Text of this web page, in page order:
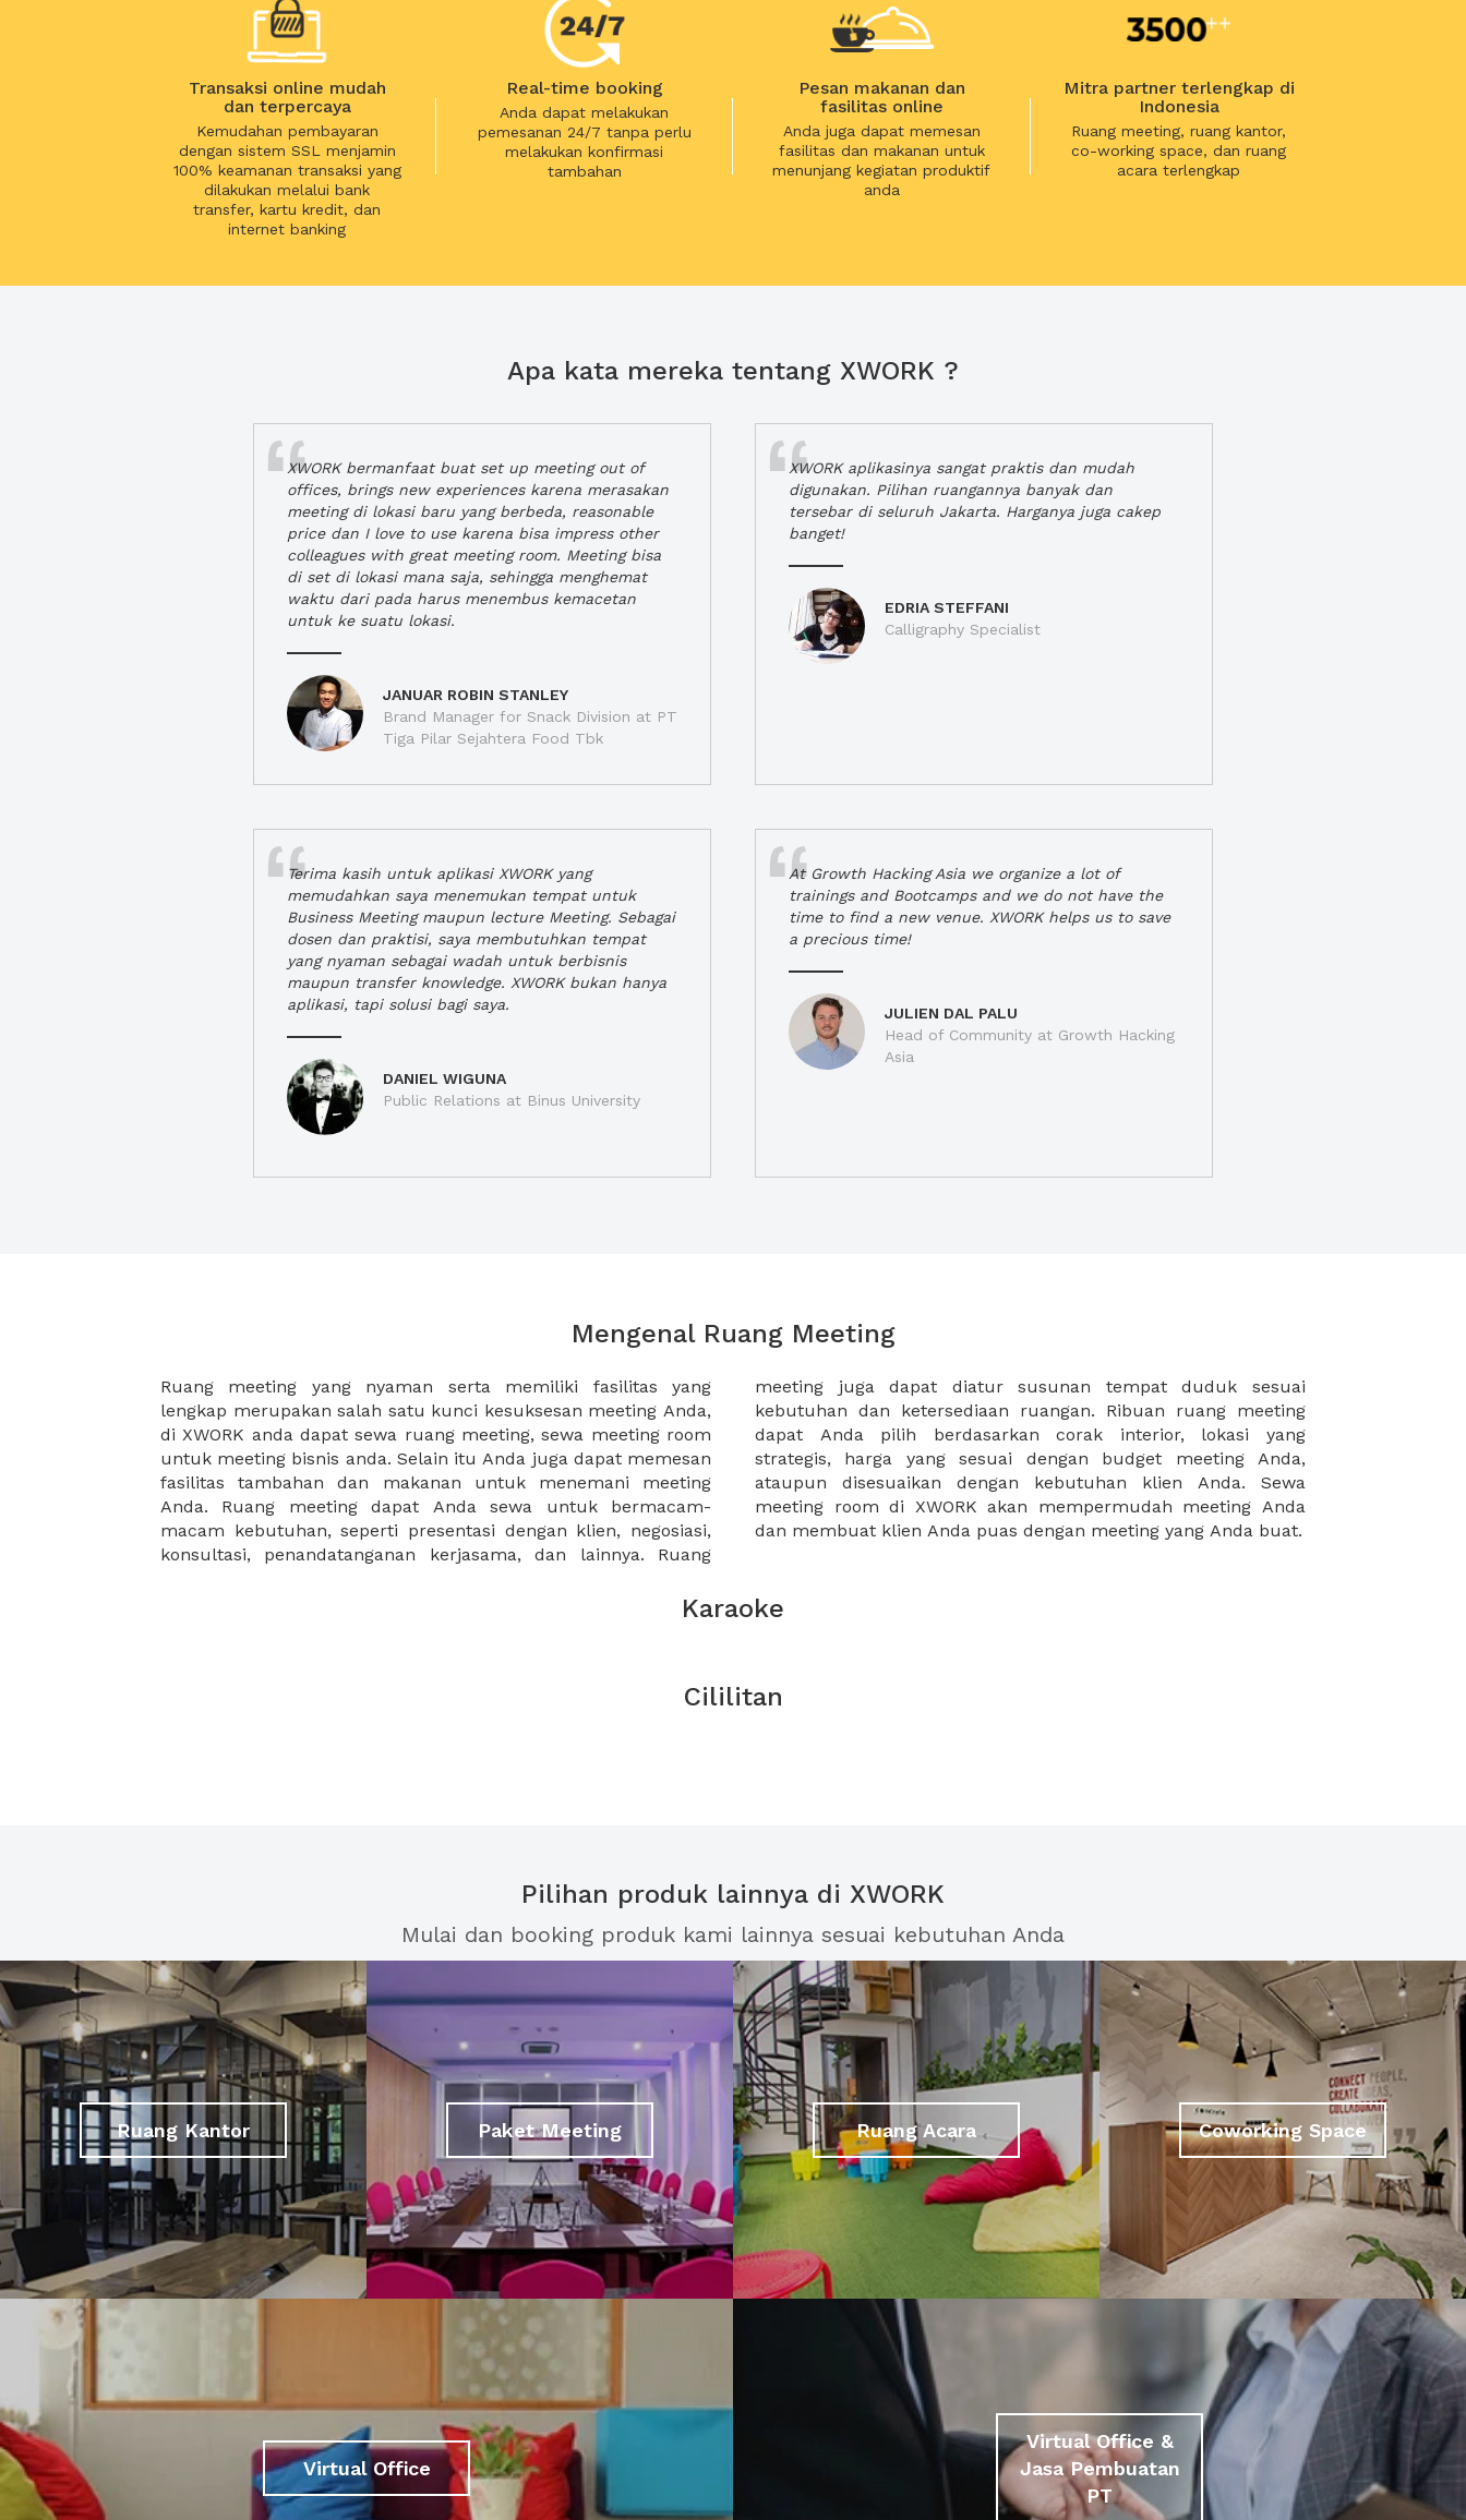
Transaksi online mudah
dan terpercaya
Kemudahan pembayaran
dengan sistem SSL menjamin
100% keamanan transaksi yang
dilakukan melalui bank
transfer, kartu kredit, dan
internet banking
Real-time booking
Anda dapat melakukan
pemesanan 24/7 tanpa perlu
melakukan konfirmasi
tambahan
Pesan makanan dan
fasilitas online
Anda juga dapat memesan
fasilitas dan makanan untuk
menunjang kegiatan produktif
anda
Mitra partner terlengkap di
Indonesia
Ruang meeting, ruang kantor,
co-working space, dan ruang
acara terlengkap
Apa kata mereka tentang XWORK ?
XWORK bermanfaat buat set up meeting out of
offices, brings new experiences karena merasakan
meeting di lokasi baru yang berbeda, reasonable
price dan I love to use karena bisa impress other
colleagues with great meeting room. Meeting bisa
di set di lokasi mana saja, sehingga menghemat
waktu dari pada harus menembus kemacetan
untuk ke suatu lokasi.
JANUAR ROBIN STANLEY
Brand Manager for Snack Division at PT
Tiga Pilar Sejahtera Food Tbk
XWORK aplikasinya sangat praktis dan mudah
digunakan. Pilihan ruangannya banyak dan
tersebar di seluruh Jakarta. Harganya juga cakep
banget!
EDRIA STEFFANI
Calligraphy Specialist
Terima kasih untuk aplikasi XWORK yang
memudahkan saya menemukan tempat untuk
Business Meeting maupun lecture Meeting. Sebagai
dosen dan praktisi, saya membutuhkan tempat
yang nyaman sebagai wadah untuk berbisnis
maupun transfer knowledge. XWORK bukan hanya
aplikasi, tapi solusi bagi saya.
DANIEL WIGUNA
Public Relations at Binus University
At Growth Hacking Asia we organize a lot of
trainings and Bootcamps and we do not have the
time to find a new venue. XWORK helps us to save
a precious time!
JULIEN DAL PALU
Head of Community at Growth Hacking
Asia
Mengenal Ruang Meeting
Ruang meeting yang nyaman serta memiliki fasilitas yang
lengkap merupakan salah satu kunci kesuksesan meeting Anda,
di XWORK anda dapat sewa ruang meeting, sewa meeting room
untuk meeting bisnis anda. Selain itu Anda juga dapat memesan
fasilitas tambahan dan makanan untuk menemani meeting
Anda. Ruang meeting dapat Anda sewa untuk bermacam-
macam kebutuhan, seperti presentasi dengan klien, negosiasi,
konsultasi, penandatanganan kerjasama, dan lainnya. Ruang
meeting juga dapat diatur susunan tempat duduk sesuai
kebutuhan dan ketersediaan ruangan. Ribuan ruang meeting
dapat Anda pilih berdasarkan corak interior, lokasi yang
strategis, harga yang sesuai dengan budget meeting Anda,
ataupun disesuaikan dengan kebutuhan klien Anda. Sewa
meeting room di XWORK akan mempermudah meeting Anda
dan membuat klien Anda puas dengan meeting yang Anda buat.
Karaoke
Cililitan
Pilihan produk lainnya di XWORK
Mulai dan booking produk kami lainnya sesuai kebutuhan Anda
Ruang Kantor Paket Meeting Ruang Acara Coworking Space
Virtual Office
Virtual Office &
Jasa Pembuatan
PT